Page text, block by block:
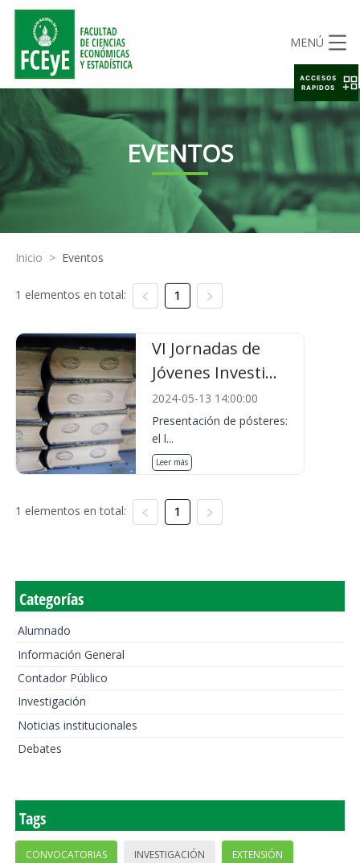
MENÚ
EVENTOS
Inicio > Eventos
1 elementos en total: 1
VI Jornadas de
Jóvenes Investi...
2024-05-13 14:00:00
Presentación de pósteres:
el l...
Leer más
1 elementos en total: 1
Categorías
Alumnado
Información General
Contador Público
Investigación
Noticias institucionales
Debates
Tags
CONVOCATORIAS INVESTIGACIÓN EXTENSIÓN
ACCESOS
RAPIDOS